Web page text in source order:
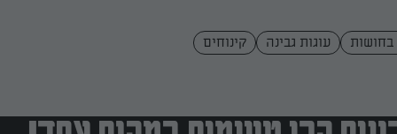
בחושות עוגות גבינה קינוחים